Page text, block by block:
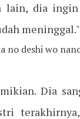
lain, dia ingin
meninggal."
no deshi wo
Dia